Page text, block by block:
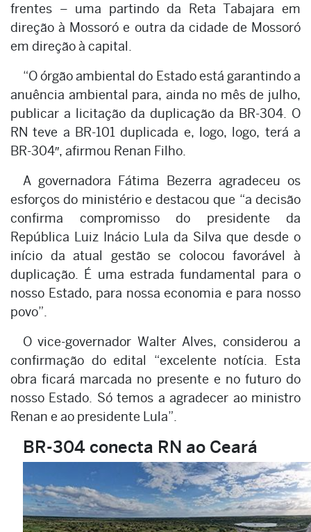
frentes – uma partindo da Reta Tabajara em
direção à Mossoró e outra da cidade de Mossoró
em direção à capital.
“O órgão ambiental do Estado está garantindo a
anuência ambiental para, ainda no mês de julho,
publicar a licitação da duplicação da BR-304. O
RN teve a BR-101 duplicada e, logo, logo, terá a
BR-304″, afirmou Renan Filho.
A governadora Fátima Bezerra agradeceu os
esforços do ministério e destacou que “a decisão
confirma compromisso do presidente da
República Luiz Inácio Lula da Silva que desde o
início da atual gestão se colocou favorável à
duplicação. É uma estrada fundamental para o
nosso Estado, para nossa economia e para nosso
povo”.
O vice-governador Walter Alves, considerou a
confirmação do edital “excelente notícia. Esta
obra ficará marcada no presente e no futuro do
nosso Estado. Só temos a agradecer ao ministro
Renan e ao presidente Lula”.
BR-304 conecta RN ao Ceará